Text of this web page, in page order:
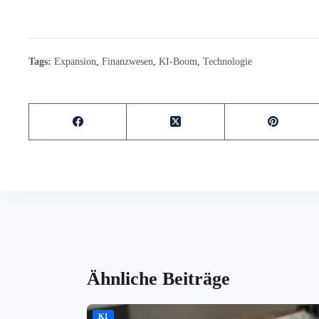
Tags: Expansion Finanzwesen KI-Boom Technologie
Ähnliche Beiträge
KI